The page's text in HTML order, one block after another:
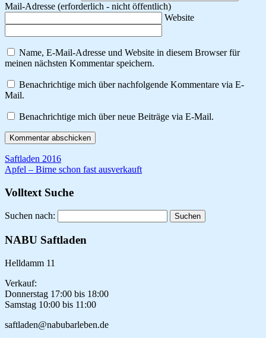
Mail-Adresse (erforderlich - nicht öffentlich)
Website
Name, E-Mail-Adresse und Website in diesem Browser für
meinen nächsten Kommentar speichern.
Benachrichtige mich über nachfolgende Kommentare via E-
Mail.
Benachrichtige mich über neue Beiträge via E-Mail.
Saftladen 2016
Apfel – Birne schon fast ausverkauft
Volltext Suche
Suchen nach:
NABU Saftladen
Helldamm 11
Verkauf:
Donnerstag 17:00 bis 18:00
Samstag 10:00 bis 11:00
saftladen@nabubarleben.de